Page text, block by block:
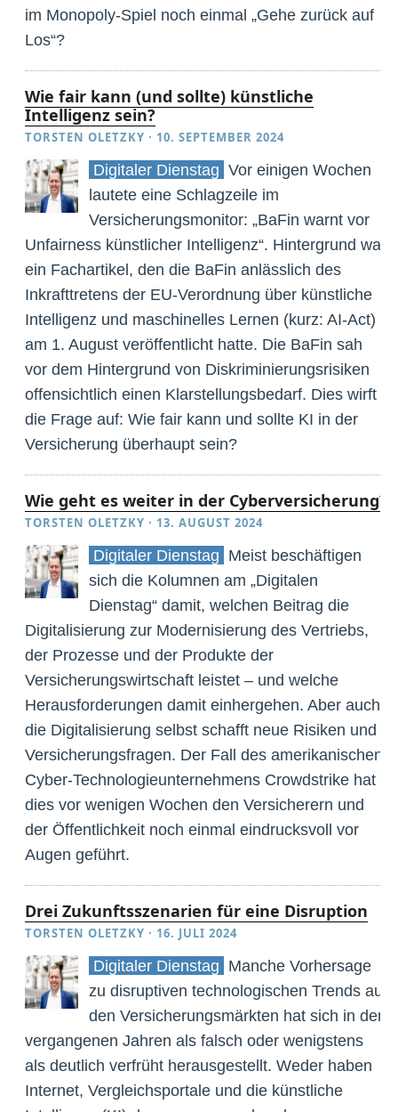
im Monopoly-Spiel noch einmal „Gehe zurück auf
Los“?
Wie fair kann (und sollte) künstliche
Intelligenz sein?
TORSTEN OLETZKY · 10. SEPTEMBER 2024
Digitaler Dienstag Vor einigen Wochen
lautete eine Schlagzeile im
Versicherungsmonitor: „BaFin warnt vor
Unfairness künstlicher Intelligenz“. Hintergrund war
ein Fachartikel, den die BaFin anlässlich des
Inkrafttretens der EU-Verordnung über künstliche
Intelligenz und maschinelles Lernen (kurz: AI-Act)
am 1. August veröffentlicht hatte. Die BaFin sah
vor dem Hintergrund von Diskriminierungsrisiken
offensichtlich einen Klarstellungsbedarf. Dies wirft
die Frage auf: Wie fair kann und sollte KI in der
Versicherung überhaupt sein?
Wie geht es weiter in der Cyberversicherung?
TORSTEN OLETZKY · 13. AUGUST 2024
Digitaler Dienstag Meist beschäftigen
sich die Kolumnen am „Digitalen
Dienstag“ damit, welchen Beitrag die
Digitalisierung zur Modernisierung des Vertriebs,
der Prozesse und der Produkte der
Versicherungswirtschaft leistet – und welche
Herausforderungen damit einhergehen. Aber auch
die Digitalisierung selbst schafft neue Risiken und
Versicherungsfragen. Der Fall des amerikanischen
Cyber-Technologieunternehmens Crowdstrike hat
dies vor wenigen Wochen den Versicherern und
der Öffentlichkeit noch einmal eindrucksvoll vor
Augen geführt.
Drei Zukunftsszenarien für eine Disruption
TORSTEN OLETZKY · 16. JULI 2024
Digitaler Dienstag Manche Vorhersage
zu disruptiven technologischen Trends auf
den Versicherungsmärkten hat sich in den
vergangenen Jahren als falsch oder wenigstens
als deutlich verfrüht herausgestellt. Weder haben
Internet, Vergleichsportale und die künstliche